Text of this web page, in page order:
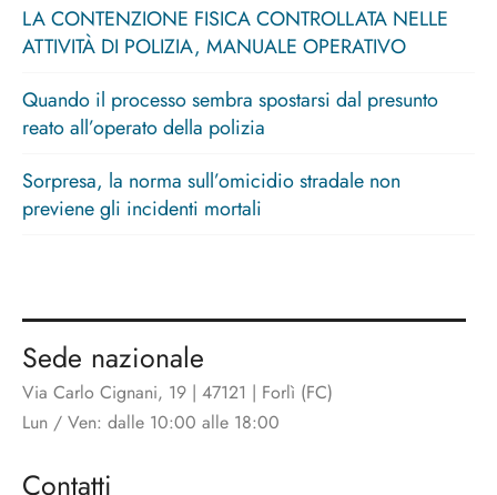
LA CONTENZIONE FISICA CONTROLLATA NELLE
ATTIVITÀ DI POLIZIA, MANUALE OPERATIVO
Quando il processo sembra spostarsi dal presunto
reato all’operato della polizia
Sorpresa, la norma sull’omicidio stradale non
previene gli incidenti mortali
Sede nazionale
Via Carlo Cignani, 19 | 47121 | Forlì (FC)
Lun / Ven: dalle 10:00 alle 18:00
Contatti